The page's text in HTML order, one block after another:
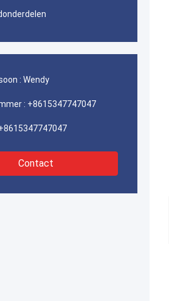
: Wendy
: +8615347747047
Contact